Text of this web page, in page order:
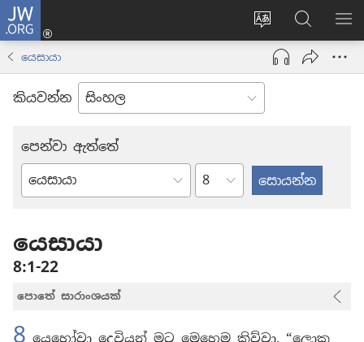
JW.ORG
Change
site
language
ලොගින්
(opens
window)
JW.ORG
වෙබ්
අඩවියෙන්
යෙසායා
කියවන්න
පෙන්වා ඇත්තේ
බයිබලයේ
පරිච්ඡේදය
යෙසායා
8:1-22
පොතේ සාරාංශයක්
8